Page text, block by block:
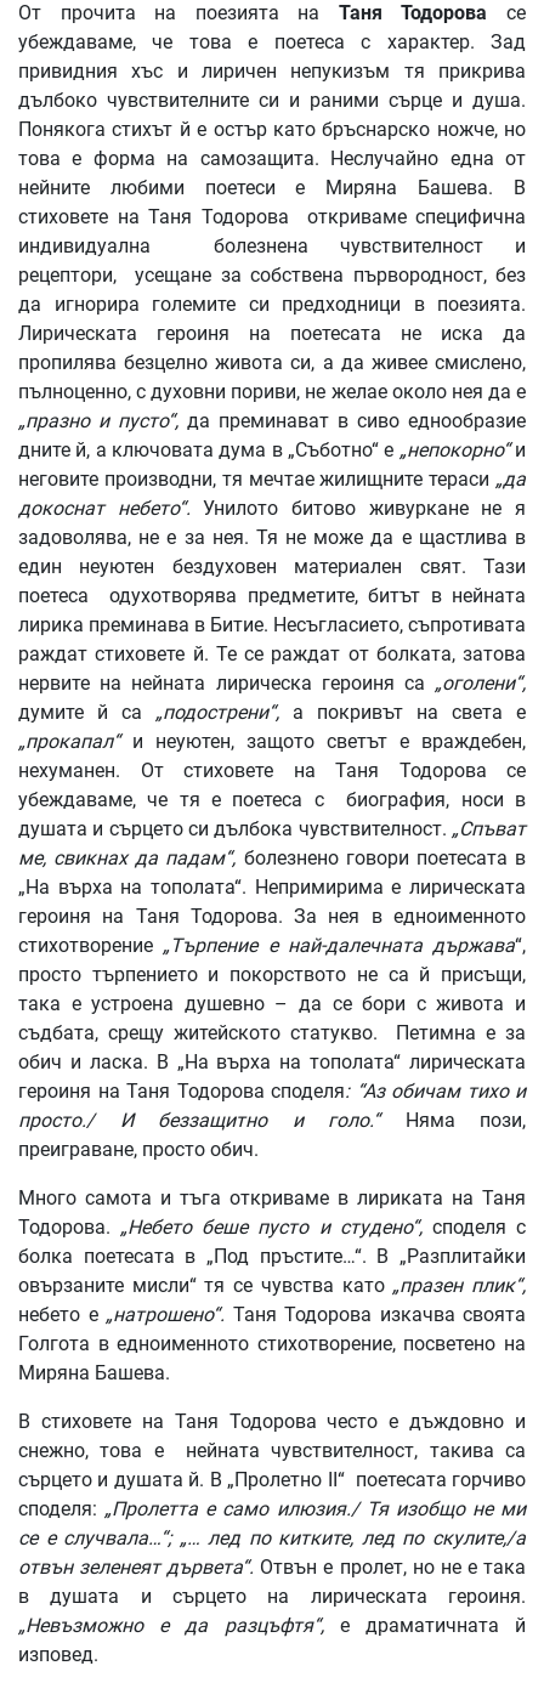
От прочита на поезията на Таня Тодорова се
убеждаваме, че това е поетеса с характер. Зад
привидния хъс и лиричен непукизъм тя прикрива
дълбоко чувствителните си и раними сърце и душа.
Понякога стихът й е остър като бръснарско ножче, но
това е форма на самозащита. Неслучайно една от
нейните любими поетеси е Миряна Башева. В
стиховете на Таня Тодорова откриваме специфична
индивидуална болезнена чувствителност и
рецептори, усещане за собствена първородност, без
да игнорира големите си предходници в поезията.
Лирическата героиня на поетесата не иска да
пропилява безцелно живота си, а да живее смислено,
пълноценно, с духовни пориви, не желае около нея да е
„празно и пусто“, да преминават в сиво еднообразие
дните й, а ключовата дума в „Съботно“ е „непокорно“и
неговите производни, тя мечтае жилищните тераси „да
докоснат небето“. Унилото битово живуркане не я
задоволява, не е за нея. Тя не може да е щастлива в
един неуютен бездуховен материален свят. Тази
поетеса одухотворява предметите, битът в нейната
лирика преминава в Битие. Несъгласието, съпротивата
раждат стиховете й. Те се раждат от болката, затова
нервите на нейната лирическа героиня са „оголени“,
думите й са „подострени“, а покривът на света е
„прокапал“и неуютен, защото светът е враждебен,
нехуманен. От стиховете на Таня Тодорова се
убеждаваме, че тя е поетеса с биография, носи в
душата и сърцето си дълбока чувствителност. „Спъват
ме, свикнах да падам“, болезнено говори поетесата в
„На върха на тополата“. Непримирима е лирическата
героиня на Таня Тодорова. За нея в едноименното
стихотворение „Търпение е най-далечната държава“,
просто търпението и покорството не са й присъщи,
така е устроена душевно – да се бори с живота и
съдбата, срещу житейското статукво. Петимна е за
обич и ласка. В „На върха на тополата“ лирическата
героиня на Таня Тодорова споделя: “Аз обичам тихо и
просто./ И беззащитно и голо.“
Няма пози,
преиграване, просто обич.
Много самота и тъга откриваме в лириката на Таня
Тодорова. „Небето беше пусто и студено“,споделя с
болка поетесата в „Под пръстите…“. В „Разплитайки
овързаните мисли“ тя се чувства като „празен плик“,
небето е „натрошено“. Таня Тодорова изкачва своята
Голгота в едноименното стихотворение, посветено на
Миряна Башева.
В стиховете на Таня Тодорова често е дъждовно и
снежно, това е нейната чувствителност, такива са
сърцето и душата й. В „Пролетно II“ поетесата горчиво
споделя: „Пролетта е само илюзия./ Тя изобщо не ми
се е случвала…“; „… лед по китките, лед по скулите,/а
отвън зеленеят дървета“. Отвън е пролет, но не е така
в душата и сърцето на лирическата героиня.
„Невъзможно е да разцъфтя“,е драматичната й
изповед.